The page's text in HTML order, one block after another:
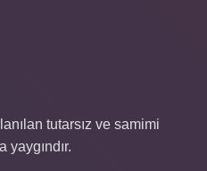
tutarsız ve samimi
yaygındır.